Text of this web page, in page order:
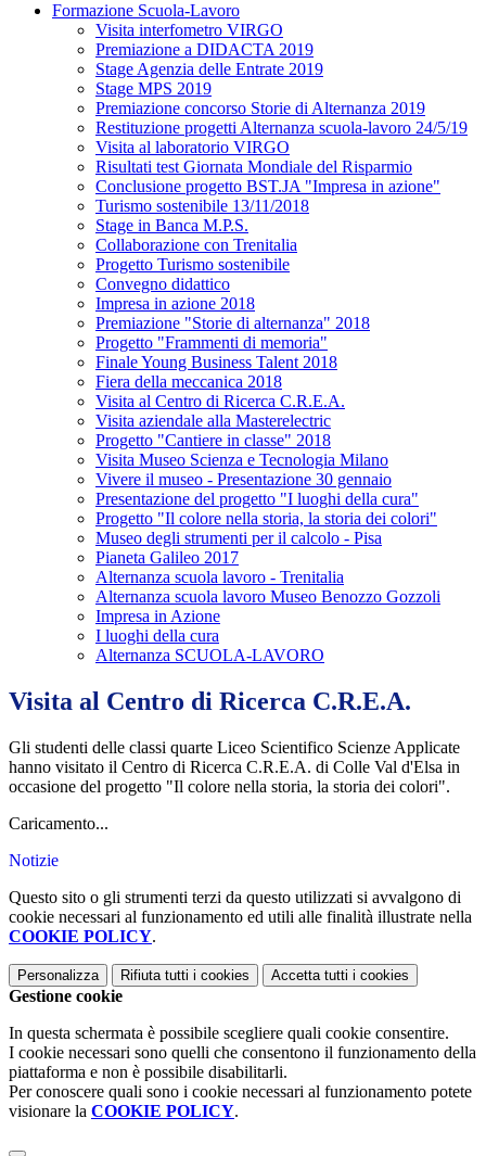
Formazione Scuola-Lavoro
Visita interfometro VIRGO
Premiazione a DIDACTA 2019
Stage Agenzia delle Entrate 2019
Stage MPS 2019
Premiazione concorso Storie di Alternanza 2019
Restituzione progetti Alternanza scuola-lavoro 24/5/19
Visita al laboratorio VIRGO
Risultati test Giornata Mondiale del Risparmio
Conclusione progetto BST.JA "Impresa in azione"
Turismo sostenibile 13/11/2018
Stage in Banca M.P.S.
Collaborazione con Trenitalia
Progetto Turismo sostenibile
Convegno didattico
Impresa in azione 2018
Premiazione "Storie di alternanza" 2018
Progetto "Frammenti di memoria"
Finale Young Business Talent 2018
Fiera della meccanica 2018
Visita al Centro di Ricerca C.R.E.A.
Visita aziendale alla Masterelectric
Progetto "Cantiere in classe" 2018
Visita Museo Scienza e Tecnologia Milano
Vivere il museo - Presentazione 30 gennaio
Presentazione del progetto "I luoghi della cura"
Progetto "Il colore nella storia, la storia dei colori"
Museo degli strumenti per il calcolo - Pisa
Pianeta Galileo 2017
Alternanza scuola lavoro - Trenitalia
Alternanza scuola lavoro Museo Benozzo Gozzoli
Impresa in Azione
I luoghi della cura
Alternanza SCUOLA-LAVORO
Visita al Centro di Ricerca C.R.E.A.
Gli studenti delle classi quarte Liceo Scientifico Scienze Applicate
hanno visitato il Centro di Ricerca C.R.E.A. di Colle Val d'Elsa in
occasione del progetto "Il colore nella storia, la storia dei colori".
Caricamento...
Notizie
Questo sito o gli strumenti terzi da questo utilizzati si avvalgono di
cookie necessari al funzionamento ed utili alle finalità illustrate nella
COOKIE POLICY.
Personalizza Rifiuta tutti i cookies Accetta tutti i cookies
Gestione cookie
In questa schermata è possibile scegliere quali cookie consentire.
I cookie necessari sono quelli che consentono il funzionamento della
piattaforma e non è possibile disabilitarli.
Per conoscere quali sono i cookie necessari al funzionamento potete
visionare la COOKIE POLICY.